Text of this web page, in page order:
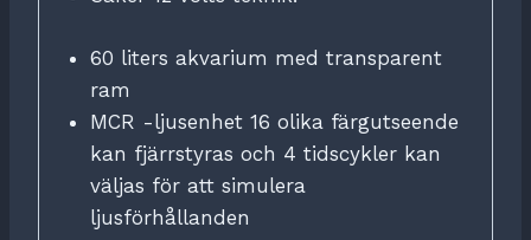
60 liters akvarium med transparent
ram
MCR -ljusenhet 16 olika färgutseende
kan fjärrstyras och 4 tidscykler kan
väljas för att simulera
ljusförhållanden